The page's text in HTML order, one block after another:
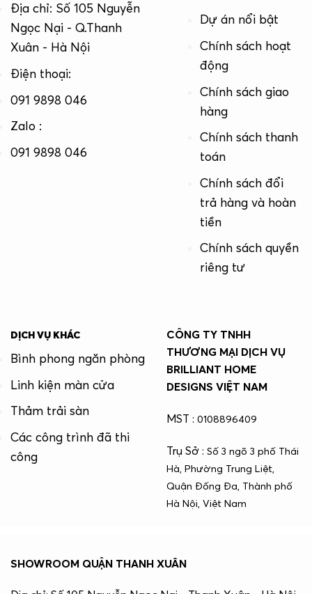
Địa chỉ: Số 105 Nguyễn
Ngọc Nại - Q.Thanh
Xuân - Hà Nội
Điện thoại:
091 9898 046
Zalo :
091 9898 046
Dự án nổi bật
Chính sách hoạt
động
Chính sách giao
hàng
Chính sách thanh
toán
Chính sách đổi
trả hàng và hoàn
tiền
Chính sách quyền
riêng tư
DỊCH VỤ KHÁC
Bình phong ngăn phòng
Linh kiện màn cửa
Thảm trải sàn
Các công trình đã thi
công
CÔNG TY TNHH
THƯƠNG MẠI DỊCH VỤ
BRILLIANT HOME
DESIGNS VIỆT NAM
MST : 0108896409
Trụ Sở : Số 3 ngõ 3 phố Thái
Hà, Phường Trung Liệt,
Quận Đống Đa, Thành phố
Hà Nội, Việt Nam
SHOWROOM QUẬN THANH XUÂN